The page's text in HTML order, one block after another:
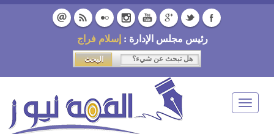
رئيس مجلس الإدارة : إسلام فراج
Toggle
navigation